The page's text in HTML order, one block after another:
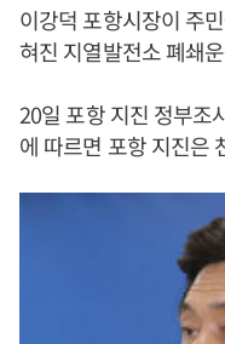
이강덕 포항시장이 주
혀진 지열발전소 폐쇄
20일 포항 지진 정부조
에 따르면 포항 지진은